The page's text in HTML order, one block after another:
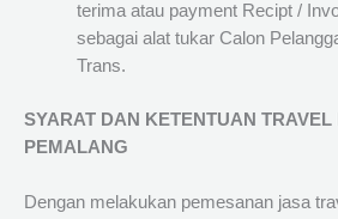
terima atau payment Recipt /
sebagai alat tukar Calon
Trans.
SYARAT DAN KETENTUAN TRAVEL
PEMALANG
Dengan melakukan pemesanan jasa